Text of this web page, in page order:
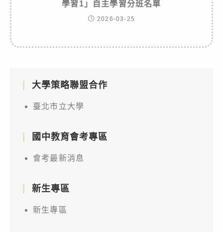
學習1」自主學習分班名單
2026-03-25
大學策略聯盟合作
臺北市立大學
國中教育會考專區
會考最新消息
新生專區
新生專區